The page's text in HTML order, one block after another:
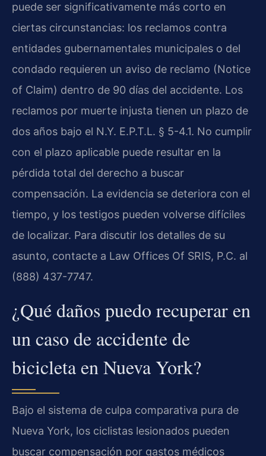
puede ser significativamente más corto en
ciertas circunstancias: los reclamos contra
entidades gubernamentales municipales o del
condado requieren un aviso de reclamo (Notice
of Claim) dentro de 90 días del accidente. Los
reclamos por muerte injusta tienen un plazo de
dos años bajo el N.Y. E.P.T.L. § 5-4.1. No cumplir
con el plazo aplicable puede resultar en la
pérdida total del derecho a buscar
compensación. La evidencia se deteriora con el
tiempo, y los testigos pueden volverse difíciles
de localizar. Para discutir los detalles de su
asunto, contacte a Law Offices Of SRIS, P.C. al
(888) 437-7747.
¿Qué daños puedo recuperar en
un caso de accidente de
bicicleta en Nueva York?
Bajo el sistema de culpa comparativa pura de
Nueva York, los ciclistas lesionados pueden
buscar compensación por gastos médicos